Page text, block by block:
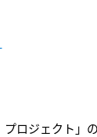
ロジェクト」